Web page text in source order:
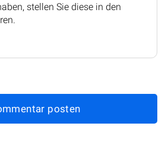
stellen Sie diese in den
posten